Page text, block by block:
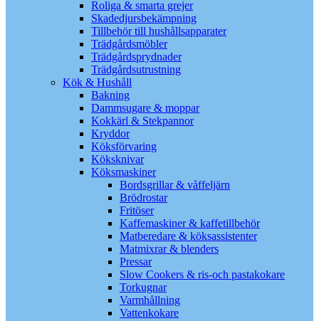
Roliga & smarta grejer
Skadedjursbekämpning
Tillbehör till hushållsapparater
Trädgårdsmöbler
Trädgårdsprydnader
Trädgårdsutrustning
Kök & Hushåll
Bakning
Dammsugare & moppar
Kokkärl & Stekpannor
Kryddor
Köksförvaring
Köksknivar
Köksmaskiner
Bordsgrillar & våffeljärn
Brödrostar
Fritöser
Kaffemaskiner & kaffetillbehör
Matberedare & köksassistenter
Matmixrar & blenders
Pressar
Slow Cookers & ris-och pastakokare
Torkugnar
Varmhållning
Vattenkokare